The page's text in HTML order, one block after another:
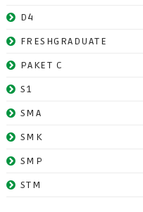
D4
FRESHGRADUATE
PAKET C
S1
SMA
SMK
SMP
STM